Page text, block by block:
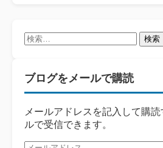
検
ブログをメールで購読
メールアドレスを記入して購
ルで受信できます。